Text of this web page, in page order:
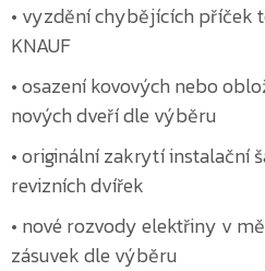
• vyzdění chybějících příček
KNAUF
• osazení kovových nebo
nových dveří dle výběru
• originální zakrytí instalační
revizních dvířek
• nové rozvody elektřiny v
zásuvek dle výběru